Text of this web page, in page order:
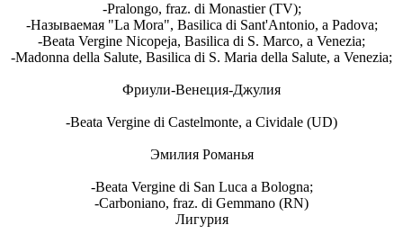
-Pralongo, fraz. di Monastier (TV);
-Называемая "La Mora", Basilica di Sant'Antonio, a Padova;
-Beata Vergine Nicopeja, Basilica di S. Marco, a Venezia;
-Madonna della Salute, Basilica di S. Maria della Salute, a Venezia;
Фриули-Венеция-Джулия
-Beata Vergine di Castelmonte, a Cividale (UD)
Эмилия Романья
-Beata Vergine di San Luca a Bologna;
-Carboniano, fraz. di Gemmano (RN)
Лигурия